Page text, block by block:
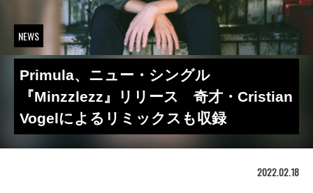
NEWS
Primula、ニュー・シングル
『Minzzlezz』リリース 奇才・Cristian
Vogelによるリミックスも収録
2022.02.18